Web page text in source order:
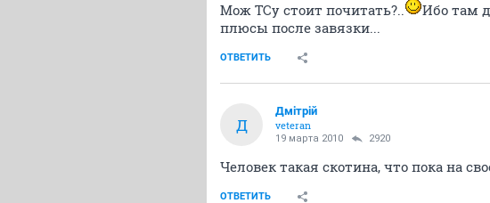
Мож ТСу стоит почитать?..
Ибо там
плюсы после завязки...
ОТВЕТИТЬ
Д
Дмiтрiй
veteran
19 марта 2010 2920
Человек такая скотина, что пока на
ОТВЕТИТЬ